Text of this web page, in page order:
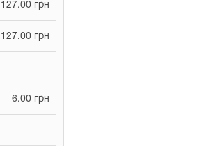
127.00 грн
127.00 грн
6.00 грн